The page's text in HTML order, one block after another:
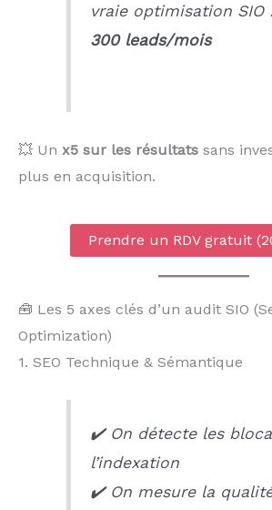
vraie optimisation SIO
300 leads/mois
💥 Un x5 sur les résultats sans
plus en acquisition.
Prendre un RDV gratuit
🧰 Les 5 axes clés d’un audit SIO
Optimization)
1. SEO Technique & Sémantique
✔️ On détecte les
l’indexation
✔️ On mesure la